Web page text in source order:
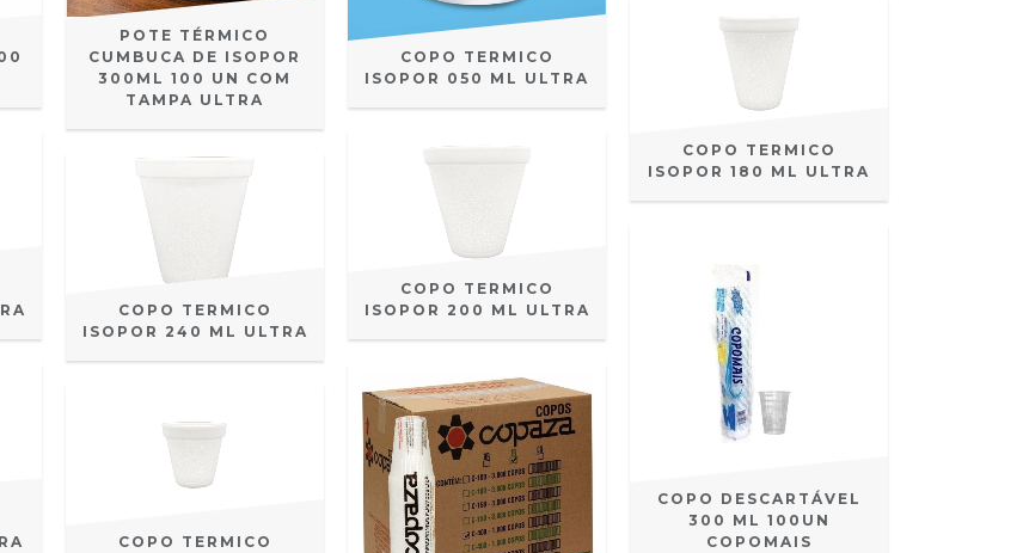
POTE TÉRMICO
CUMBUCA DE ISOPOR
300ML 100 UN COM
TAMPA ULTRA
COPO TERMICO
ISOPOR 050 ML ULTRA
COPO TERMICO
ISOPOR 240 ML ULTRA
COPO TERMICO
ISOPOR 200 ML ULTRA
COPO TERMICO
ISOPOR 180 ML ULTRA
COPO TERMICO
COPO DESCARTÁVEL
300 ML 100UN
COPOMAIS